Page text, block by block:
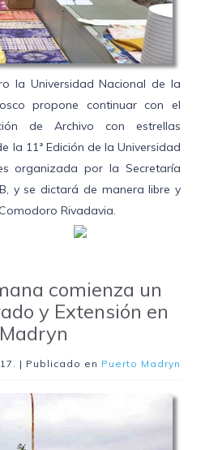
la Universidad Nacional de la
propone continuar con el
de Archivo con estrellas
la 11ª Edición de la Universidad
organizada por la Secretaría
y se dictará de manera libre y
Rivadavia.
comienza un
y Extensión en
. | Publicado en Puerto Madryn